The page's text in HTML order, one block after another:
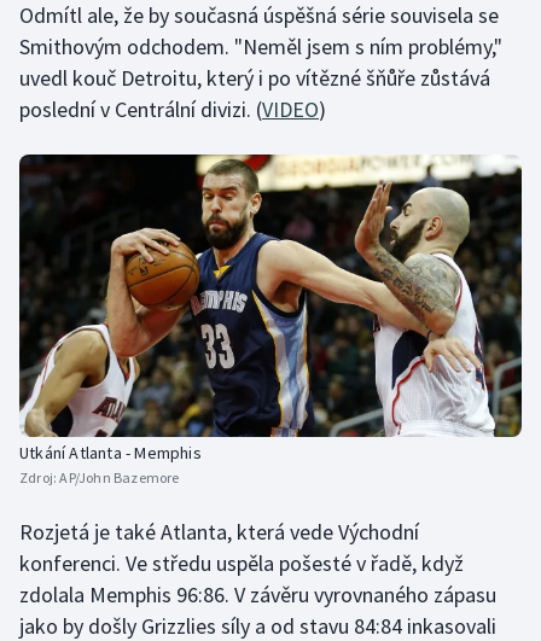
Jezdectví
Judo
Lezení
Lyže a snowboard
Moderní pětiboj
Motorsport
Olympijské hry
Plavání
Plážový volejbal
Odmítl ale, že by současná úspěšná série souvisela se
Smithovým odchodem. "Neměl jsem s ním problémy,"
uvedl kouč Detroitu, který i po vítězné šňůře zůstává
poslední v Centrální divizi. (VIDEO)
Utkání Atlanta - Memphis
Zdroj:AP/John Bazemore
Rozjetá je také Atlanta, která vede Východní
konferenci. Ve středu uspěla pošesté v řadě, když
zdolala Memphis 96:86. V závěru vyrovnaného zápasu
jako by došly Grizzlies síly a od stavu 84:84 inkasovali